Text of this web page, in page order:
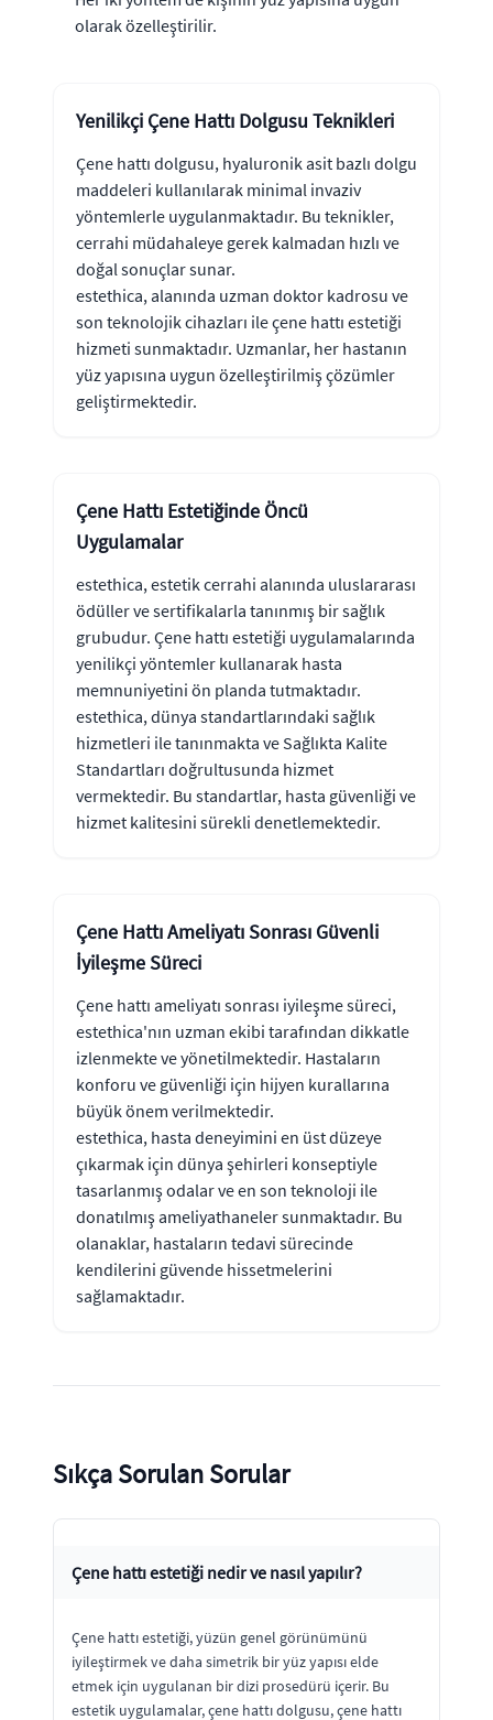
olarak özelleştirilir.
Yenilikçi Çene Hattı Dolgusu Teknikleri
Çene hattı dolgusu, hyaluronik asit bazlı dolgu
maddeleri kullanılarak minimal invaziv
yöntemlerle uygulanmaktadır. Bu teknikler,
cerrahi müdahaleye gerek kalmadan hızlı ve
doğal sonuçlar sunar.
estethica, alanında uzman doktor kadrosu ve
son teknolojik cihazları ile çene hattı estetiği
hizmeti sunmaktadır. Uzmanlar, her hastanın
yüz yapısına uygun özelleştirilmiş çözümler
geliştirmektedir.
Çene Hattı Estetiğinde Öncü
Uygulamalar
estethica, estetik cerrahi alanında uluslararası
ödüller ve sertifikalarla tanınmış bir sağlık
grubudur. Çene hattı estetiği uygulamalarında
yenilikçi yöntemler kullanarak hasta
memnuniyetini ön planda tutmaktadır.
estethica, dünya standartlarındaki sağlık
hizmetleri ile tanınmakta ve Sağlıkta Kalite
Standartları doğrultusunda hizmet
vermektedir. Bu standartlar, hasta güvenliği ve
hizmet kalitesini sürekli denetlemektedir.
Çene Hattı Ameliyatı Sonrası Güvenli
İyileşme Süreci
Çene hattı ameliyatı sonrası iyileşme süreci,
estethica'nın uzman ekibi tarafından dikkatle
izlenmekte ve yönetilmektedir. Hastaların
konforu ve güvenliği için hijyen kurallarına
büyük önem verilmektedir.
estethica, hasta deneyimini en üst düzeye
çıkarmak için dünya şehirleri konseptiyle
tasarlanmış odalar ve en son teknoloji ile
donatılmış ameliyathaneler sunmaktadır. Bu
olanaklar, hastaların tedavi sürecinde
kendilerini güvende hissetmelerini
sağlamaktadır.
Sıkça Sorulan Sorular
Çene hattı estetiği nedir ve nasıl yapılır?
Çene hattı estetiği, yüzün genel görünümünü
iyileştirmek ve daha simetrik bir yüz yapısı elde
etmek için uygulanan bir dizi prosedürü içerir. Bu
estetik uygulamalar, çene hattı dolgusu, çene hattı